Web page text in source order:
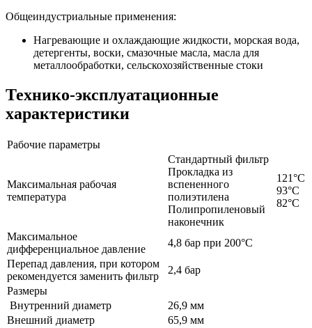
Общеиндустриальные применения:
Нагревающие и охлаждающие жидкости, морская вода,
детергенты, воски, смазочные масла, масла для
металлообработки, сельскохозяйственные стоки
Технико-эксплуатационные
характеристики
Рабочие параметры
Максимальная рабочая
температура
Стандартный фильтр
Прокладка из
вспененного
полиэтилена
Полипропиленовый
наконечник
121°C
93°C
82°C
Максимальное
дифференциальное давление
4,8 бар при 200°C
Перепад давления, при котором
рекомендуется заменить фильтр
2,4 бар
Размеры
Внутренний диаметр
26,9 мм
Внешний диаметр
65,9 мм